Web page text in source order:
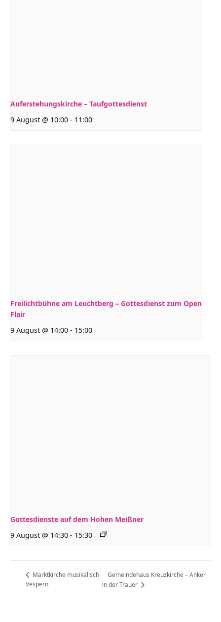
Auferstehungskirche – Taufgottesdienst
9 August @ 10:00 - 11:00
Freilichtbühne am Leuchtberg – Gottesdienst zum Open
Flair
9 August @ 14:00 - 15:00
Gottesdienste auf dem Hohen Meißner
9 August @ 14:30 - 15:30
Marktkirche musikalisch
Vespern
Gemeindehaus Kreuzkirche – Anker
in der Trauer